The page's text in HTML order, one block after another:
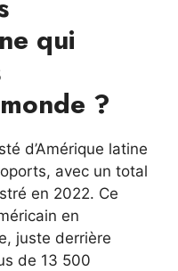
qui
?
d’Amérique latine
avec un total
en 2022. Ce
en
juste derrière
de 13 500